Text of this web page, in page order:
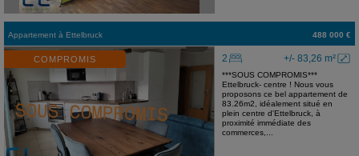
Appartement à Ettelbruck 488 000 €
COMPROMIS +/- 83,26 m²
2
***SOUS COMPROMIS***
Ettelbruck- centre ! Nous vous
proposons ce bel appartement de
83.26m2, idéalement situé en
plein centre d'Ettelbruck, à
proximité immédiate des
commerces,...